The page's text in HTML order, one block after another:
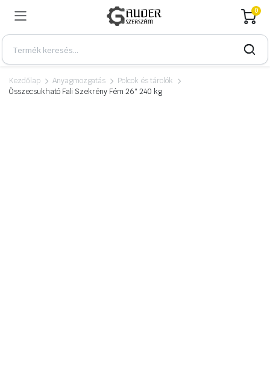
0
Kezdőlap Anyagmozgatás
Polcok és tárolók
Összecsukható Fali Szekrény Fém 26″ 240 kg